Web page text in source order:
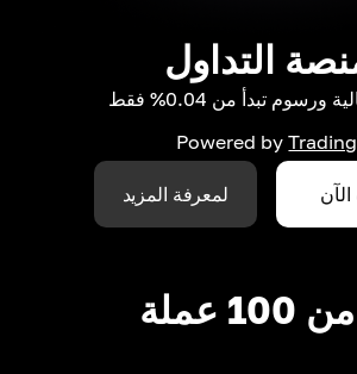
التداول
ورسوم تبدأ من 0.04% فقط
Powered by
لمعرفة المزيد
ندعم أكثر من 100 عملة